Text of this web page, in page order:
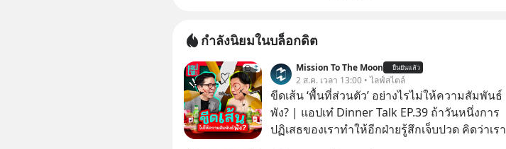
กำลังนิยมในบล็อกดิต
Mission To The Moon ยืนยันแล้ว
2 ส.ค. เวลา 13:00 • ไลฟ์สไตล์
ขีดเส้น ‘พื้นที่ส่วนตัว’ อย่างไรไม่ให้ความสัมพันธ์
พัง? | แอปเท๋ Dinner Talk EP.39 ถ้าวันหนึ่งการ
ปฏิเสธของเราทำให้อีกฝ่ายรู้สึกเจ็บปวด คิดว่าเรา